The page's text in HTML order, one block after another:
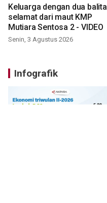
Keluarga dengan dua balita
selamat dari maut KMP
Mutiara Sentosa 2 - VIDEO
Senin, 3 Agustus 2026
Infografik